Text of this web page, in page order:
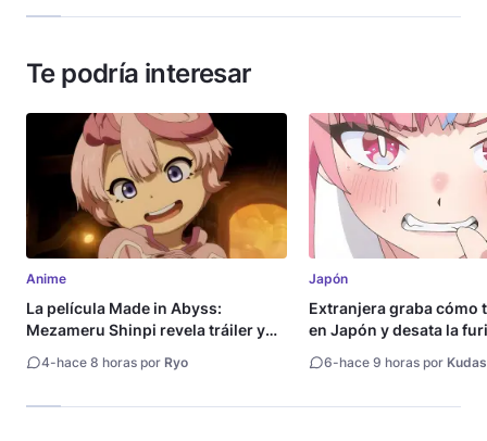
Te podría interesar
Anime
La película Made in Abyss:
Mezameru Shinpi revela tráiler y
4-hace 8 horas por Ryo
Japón
Extranjera graba cómo
en Japón y desata la
6-hace 9 horas por